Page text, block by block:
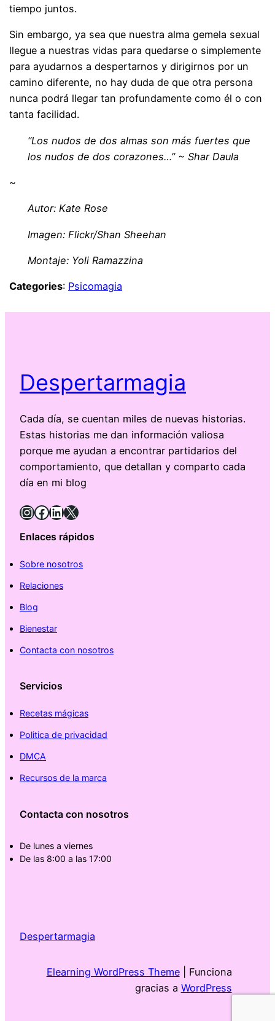
tiempo juntos.
Sin embargo, ya sea que nuestra alma gemela sexual
llegue a nuestras vidas para quedarse o simplemente
para ayudarnos a despertarnos y dirigirnos por un
camino diferente, no hay duda de que otra persona
nunca podrá llegar tan profundamente como él o con
tanta facilidad.
“Los nudos de dos almas son más fuertes que
los nudos de dos corazones…” ~ Shar Daula
~
Autor: Kate Rose
Imagen: Flickr/Shan Sheehan
Montaje: Yoli Ramazzina
Categories: Psicomagia
Despertarmagia
Cada día, se cuentan miles de nuevas historias.
Estas historias me dan información valiosa
porque me ayudan a encontrar partidarios del
comportamiento, que detallan y comparto cada
día en mi blog
InstagramFacebook LinkedIn X
Enlaces rápidos
Sobre nosotros
Relaciones
Blog
Bienestar
Contacta con nosotros
Servicios
Recetas mágicas
Politica de privacidad
DMCA
Recursos de la marca
Contacta con nosotros
De lunes a viernes
De las 8:00 a las 17:00
Despertarmagia
Elearning WordPress Theme| Funciona
gracias a WordPress